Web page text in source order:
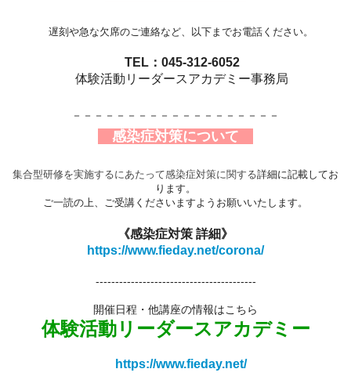
遅刻や急な欠席のご連絡など、以下までお電話ください。
TEL：045-312-6052
体験活動リーダースアカデミー事務局
－－－－－－－－－－－－－－－－－－－
感染症対策について
集合型研修を実施するにあたって感染症対策に関する詳細に記載してお
ります。
ご一読の上、ご受講くださいますようお願いいたします。
《感染症対策 詳細》
https://www.fieday.net/corona/
-----------------------------------------
開催日程・他講座の情報はこちら
体験活動リーダースアカデミー
https://www.fieday.net/